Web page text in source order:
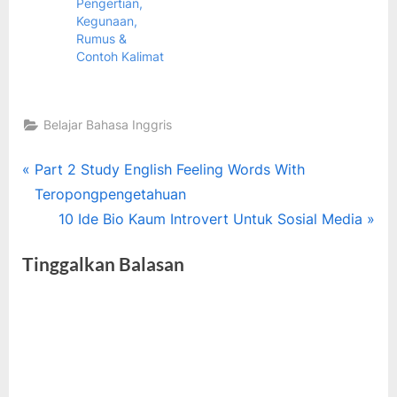
Kegunaan,
Rumus &
Contoh Kalimat
Belajar Bahasa Inggris
Tags:
bahasa
pronoun
Navigasi
pos
P
r
i
Part 2 Study English Feeling Words With
Teropongpengetahuan
N
x
10 Ide Bio Kaum Introvert Untuk Sosial Media
Tinggalkan Balasan